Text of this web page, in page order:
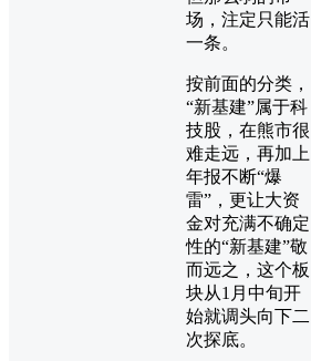
场，注定只能活
一条。
按前面的分类，
“新基建”属于科
技股，在熊市很
难走远，再加上
年报不断“爆
雷”，更让大资
金对充满不确定
性的“新基建”敬
而远之，这个板
块从1月中旬开
始就调头向下二
次探底。